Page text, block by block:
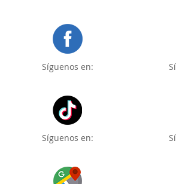
Síguenos en:
Síguenos en: